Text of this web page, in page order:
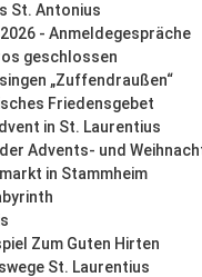
St. Antonius
- Anmeldegespräche
geschlossen
„Zuffendraußen“
Friedensgebet
in St. Laurentius
Advents- und
in Stammheim
Zum Guten Hirten
St. Laurentius